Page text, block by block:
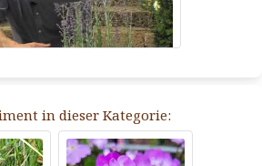
in dieser Kategorie: